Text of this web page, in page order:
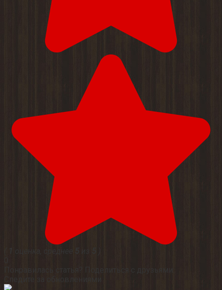
оценка, среднее
Понравилась статья? Поделиться с друзьями:
Следите за обновлениями